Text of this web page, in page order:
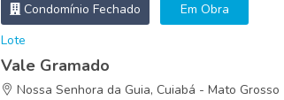
Condomínio Fechado Em Obra
Lote
Vale Gramado
Nossa Senhora da Guia, Cuiabá - Mato Grosso